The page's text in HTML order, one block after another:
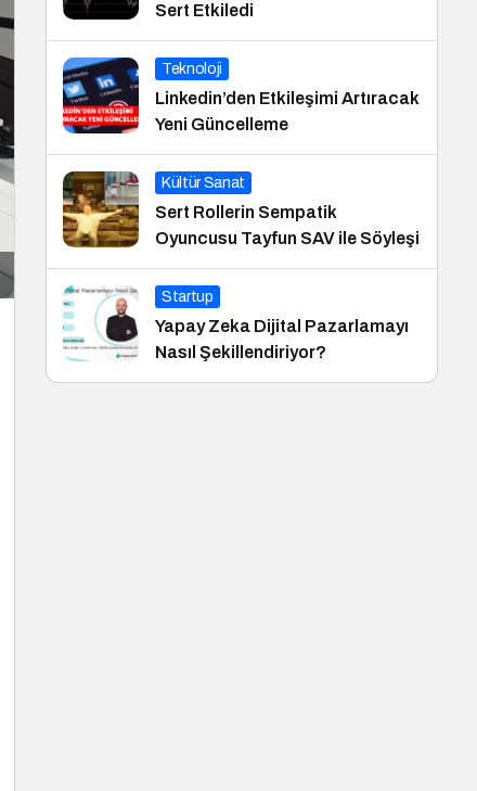
Sert Etkiledi
Teknoloji
Linkedin’den Etkileşimi Artıracak
Yeni Güncelleme
Kültür Sanat
Sert Rollerin Sempatik
Oyuncusu Tayfun SAV ile Söyleşi
Startup
Yapay Zeka Dijital Pazarlamayı
Nasıl Şekillendiriyor?